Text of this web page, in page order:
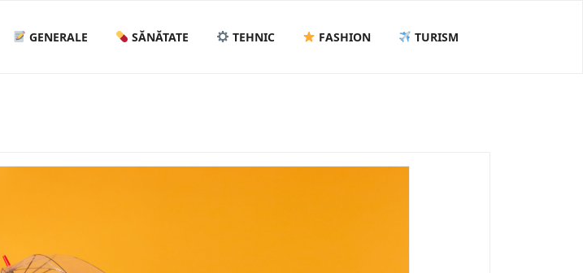
GENERALE SĂNĂTATE TEHNIC FASHION TURISM